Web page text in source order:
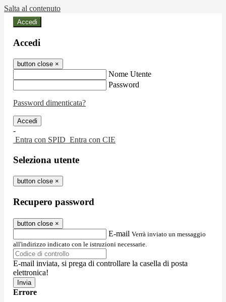
Salta al contenuto
Accedi
Accedi
button close ×
Nome Utente
Password
Password dimenticata?
-
Entra con SPID Entra con CIE
Seleziona utente
button close ×
Recupero password
button close ×
E-mail Verrà inviato un messaggio
all'indirizzo indicato con le istruzioni necessarie.
E-mail inviata, si prega di controllare la casella di posta
elettronica!
Errore